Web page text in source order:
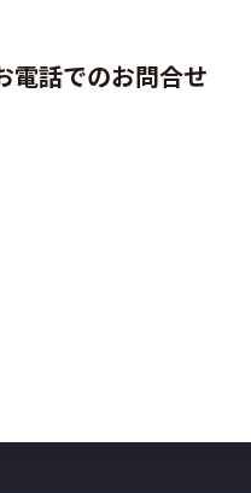
電話でのお問合せ